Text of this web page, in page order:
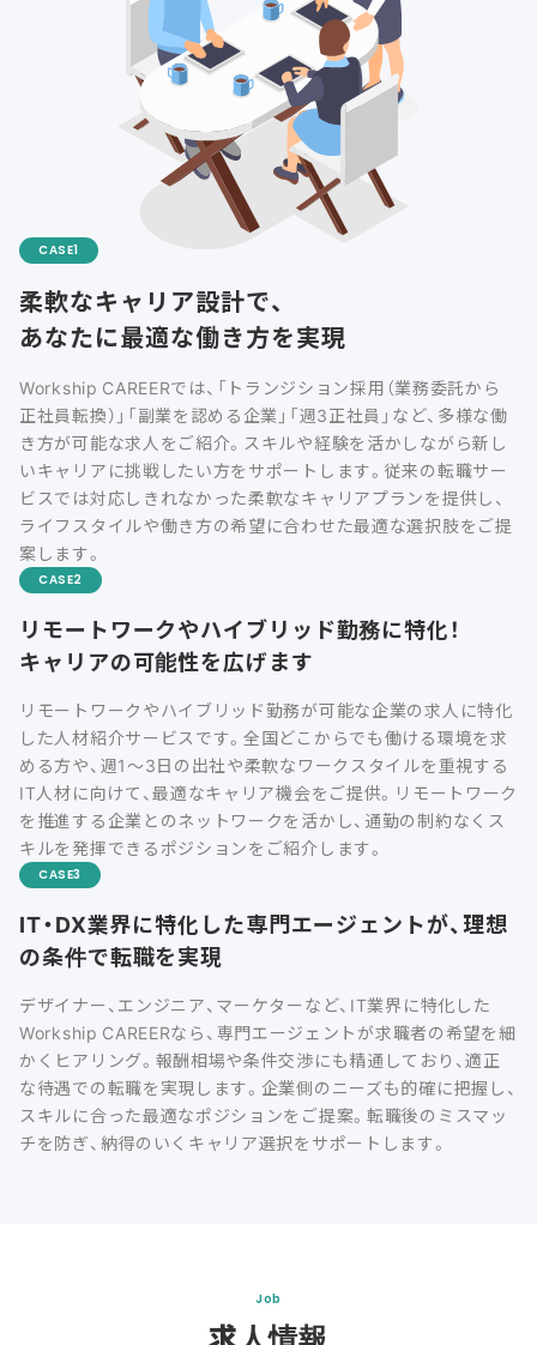
CASE
柔軟なキャリア設計で、
あなたに最適な働き方を実現
Workship CAREERでは、「トランジション採用（業務委託から
正社員転換）」「副業を認める企業」「週3正社員」など、多様な働
き方が可能な求人をご紹介。スキルや経験を活かしながら新し
いキャリアに挑戦したい方をサポートします。従来の転職サー
ビスでは対応しきれなかった柔軟なキャリアプランを提供し、
ライフスタイルや働き方の希望に合わせた最適な選択肢をご提
案します。
CASE
リモートワークやハイブリッド勤務に特化！
キャリアの可能性を広げます
リモートワークやハイブリッド勤務が可能な企業の求人に特化
した人材紹介サービスです。全国どこからでも働ける環境を求
める方や、週1〜3日の出社や柔軟なワークスタイルを重視する
IT人材に向けて、最適なキャリア機会をご提供。リモートワーク
を推進する企業とのネットワークを活かし、通勤の制約なくス
キルを発揮できるポジションをご紹介します。
CASE
IT・DX業界に特化した専門エージェントが、理想
の条件で転職を実現
デザイナー、エンジニア、マーケターなど、IT業界に特化した
Workship CAREERなら、専門エージェントが求職者の希望を細
かくヒアリング。報酬相場や条件交渉にも精通しており、適正
な待遇での転職を実現します。企業側のニーズも的確に把握し、
スキルに合った最適なポジションをご提案。転職後のミスマッ
チを防ぎ、納得のいくキャリア選択をサポートします。
Job
求人情報